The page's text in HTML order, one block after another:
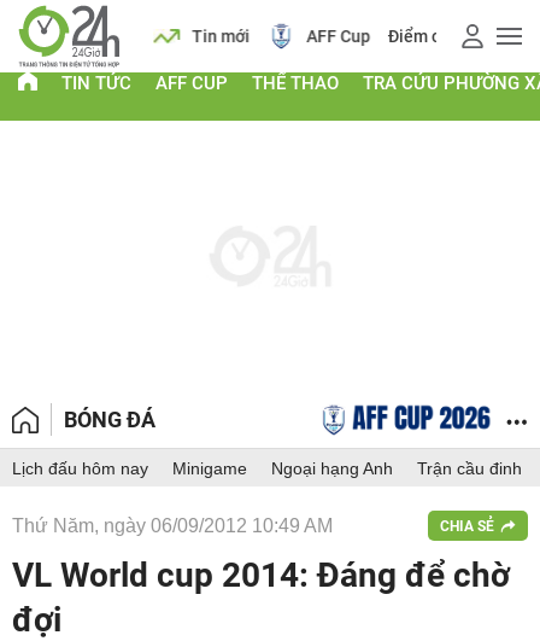
Lịch Tin mới AFF Cup Điểm chuẩn 2026
TIN TỨC AFF CUP THỂ THAO TRA CỨU PHƯỜNG
BÓNG ĐÁ
Lịch đấu hôm nay Minigame Ngoại hạng Anh Trận cầu đinh
Thứ Năm, ngày 06/09/2012 10:49 AM CHIA SẺ
VL World cup 2014: Đáng để chờ
đợi